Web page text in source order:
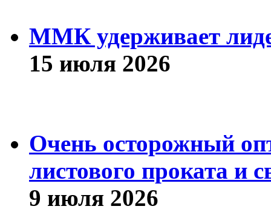
ММК удерживает
15 июля 2026
Очень осторожный
листового проката и
9 июля 2026